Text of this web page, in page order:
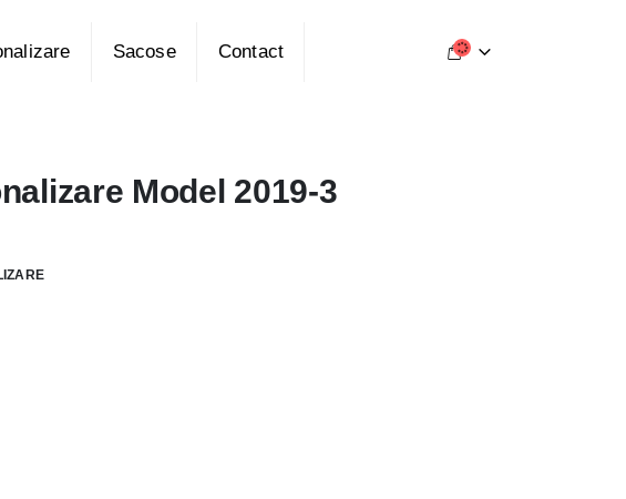
Sacose Contact
Model 2019-3